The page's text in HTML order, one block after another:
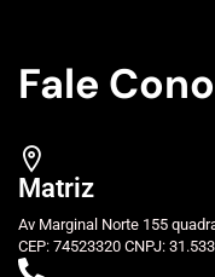
Fale
Matriz
Av Marginal Norte 155
CEP: 74523320 CNPJ: